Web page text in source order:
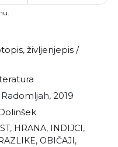
, življenjepis /
Radomljah, 2019
, HRANA, INDIJCI,
, OBIČAJI,